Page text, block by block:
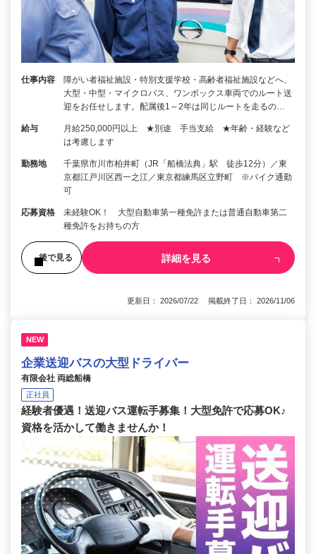
仕事内容
障がい者福祉施設・特別支援学校・高齢者福祉施設などへ、
大型・中型・マイクロバス、ワンボックス車両でのルート送
迎をお任せします。配属後1～2年は同じルートを走るの…
給与
月給250,000円以上 ★別途 手当支給 ★年齢・経験など
は考慮します
勤務地
千葉県市川市柏井町（JR「船橋法典」駅 徒歩12分）／東
京都江戸川区西一之江／東京都練馬区立野町 ※バイク通勤
可
応募資格
未経験OK！ 大型自動車第一種免許または普通自動車第二
種免許をお持ちの方
後で見る 詳細を見る
更新日： 2026/07/22 掲載終了日： 2026/11/06
NEW
企業送迎バスの大型ドライバー
有限会社 両総船橋
正社員
経験者優遇！送迎バス運転手募集！大型免許で応募OK♪
資格を活かして働きませんか！